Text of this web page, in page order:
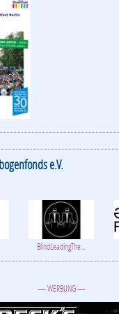
e.V.
— WERBUNG —
Facebook Stadtfest
Service Kontakt